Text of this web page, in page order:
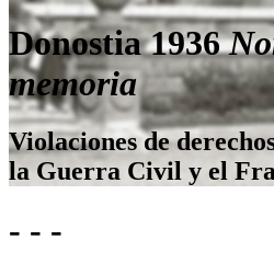
Donostia 1936
memoria
Violaciones de
la Guerra Civil y el
- - -